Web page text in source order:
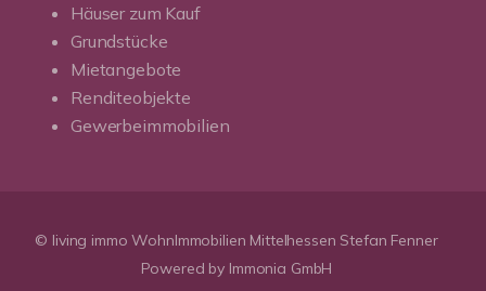
Häuser zum Kauf
Grundstücke
Mietangebote
Renditeobjekte
Gewerbeimmobilien
© living immo WohnImmobilien Mittelhessen Stefan Fenner
Powered by Immonia GmbH